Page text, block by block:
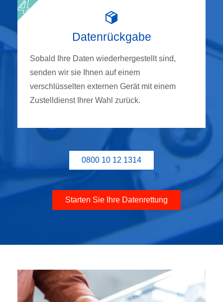
Datenrückgabe
Sobald Ihre Daten wiederhergestellt sind,
senden wir sie Ihnen auf einem
verschlüsselten externen Gerät mit einem
Zustelldienst Ihrer Wahl zurück.
0800 10 12 1314
Starten Sie Ihre Datenrettung